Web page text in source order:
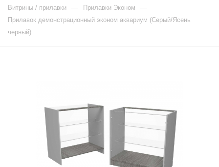
Витрины / прилавки — Прилавки Эконом —
Прилавок демонстрационный эконом аквариум (Серый/Ясень
черный)